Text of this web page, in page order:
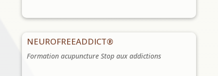
NEUROFREEADDICT®
Formation acupuncture Stop aux addictions